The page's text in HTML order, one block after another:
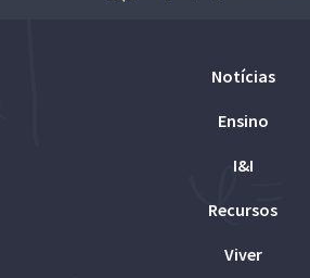
Notícias
Ensino
I&I
Recursos
Viver